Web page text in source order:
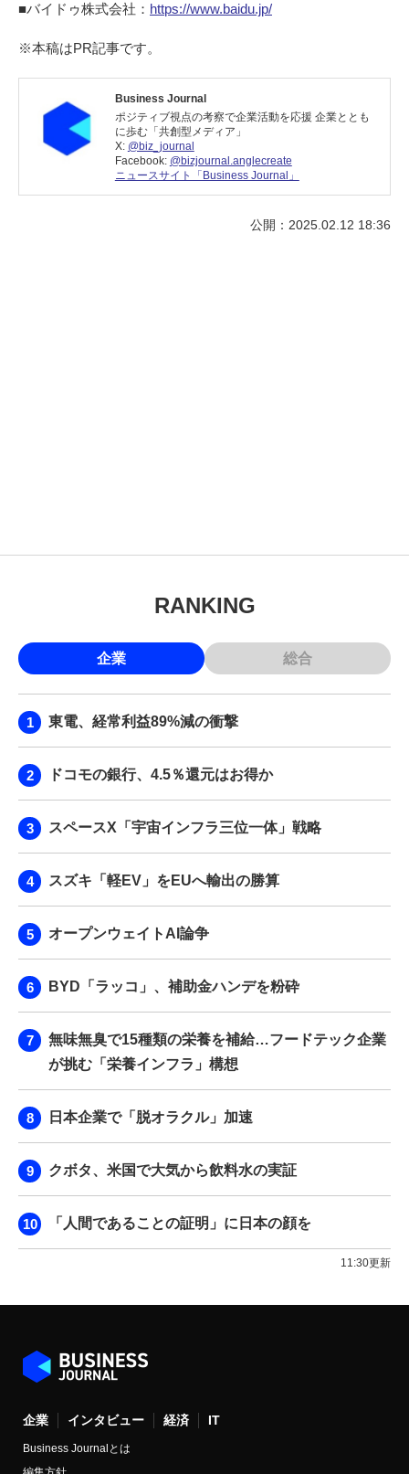
■バイドゥ株式会社： https://www.baidu.jp/
※本稿はPR記事です。
Business Journal
ポジティブ視点の考察で企業活動を応援 企業ととも
に歩む「共創型メディア」
X: @biz_journal
Facebook: @bizjournal.anglecreate
ニュースサイト「Business Journal」
公開：2025.02.12 18:36
RANKING
企業 総合
東電、経常利益89%減の衝撃
ドコモの銀行、4.5％還元はお得か
スペースX「宇宙インフラ三位一体」戦略
スズキ「軽EV」をEUへ輸出の勝算
オープンウェイトAI論争
BYD「ラッコ」、補助金ハンデを粉砕
無味無臭で15種類の栄養を補給…フードテック企業
が挑む「栄養インフラ」構想
日本企業で「脱オラクル」加速
クボタ、米国で大気から飲料水の実証
「人間であることの証明」に日本の顔を
11:30更新
企業 インタビュー 経済 IT
Business Journalとは